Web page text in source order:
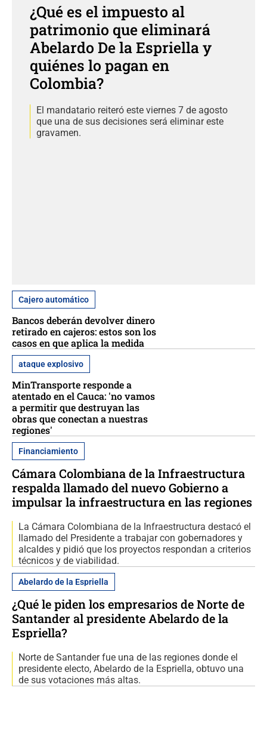
¿Qué es el impuesto al
patrimonio que eliminará
Abelardo De la Espriella y
quiénes lo pagan en
Colombia?
El mandatario reiteró este viernes 7 de agosto
que una de sus decisiones será eliminar este
gravamen.
Cajero automático
Bancos deberán devolver dinero
retirado en cajeros: estos son los
casos en que aplica la medida
ataque explosivo
MinTransporte responde a
atentado en el Cauca: 'no vamos
a permitir que destruyan las
obras que conectan a nuestras
regiones'
Financiamiento
Cámara Colombiana de la Infraestructura
respalda llamado del nuevo Gobierno a
impulsar la infraestructura en las regiones
La Cámara Colombiana de la Infraestructura destacó el
llamado del Presidente a trabajar con gobernadores y
alcaldes y pidió que los proyectos respondan a criterios
técnicos y de viabilidad.
Abelardo de la Espriella
¿Qué le piden los empresarios de Norte de
Santander al presidente Abelardo de la
Espriella?
Norte de Santander fue una de las regiones donde el
presidente electo, Abelardo de la Espriella, obtuvo una
de sus votaciones más altas.